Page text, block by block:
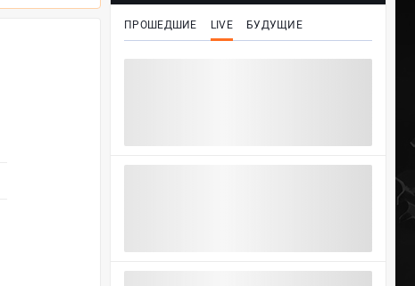
ПРОШЕДШИЕ LIVE БУДУЩИЕ